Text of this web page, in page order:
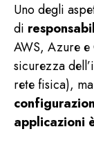
Uno degli
di
AWS, Azure
sicurezza
rete fisica), ma
applicazioni